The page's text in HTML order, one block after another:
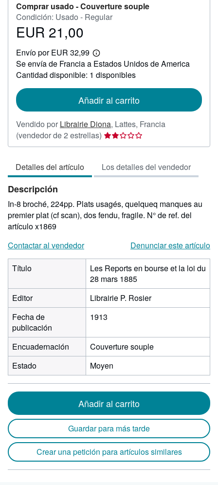
Comprar usado -Couverture souple
Condición: Usado - Regular
Precio
21,00
EUR 21,00
Envío por EUR 32,99
Más
información
sobre
las
envío
Se envía de Francia a Estados Unidos de America
Cantidad disponible: 1 disponibles
Añadir al carrito
Vendido por Librairie Diona, Lattes, Francia
(vendedor de 2 estrellas) Calificación
del
2
de
estrellas
Detalles del artículo Los detalles del vendedor
Descripción
In-8 broché, 224pp. Plats usagés, quelqueq manques au
premier plat (cf scan), dos fendu, fragile. N° de ref. del
artículo x1869
Contactar al vendedor
Denunciar este artículo
Título
Les Reports en bourse et la loi du
28 mars 1885
Editor
Librairie P. Rosier
Fecha de
publicación
1913
Encuadernación
Couverture souple
Estado
Moyen
Añadir al carrito
Guardar para más tarde
Crear una petición para artículos similares